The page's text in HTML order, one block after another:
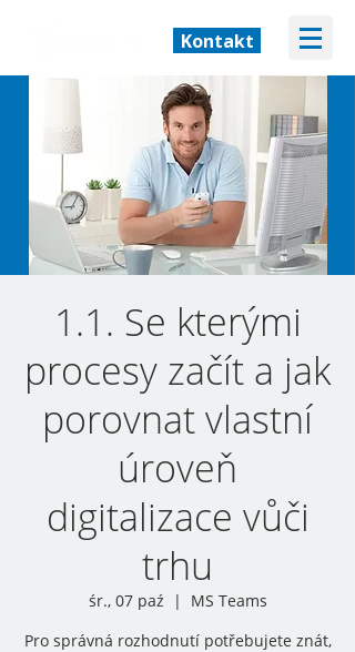
Kontakt
1.1. Se kterými
procesy začít a jak
porovnat vlastní
úroveň
digitalizace vůči
trhu
śr., 07 paź
  |
MS Teams
Pro správná rozhodnutí potřebujete znát,